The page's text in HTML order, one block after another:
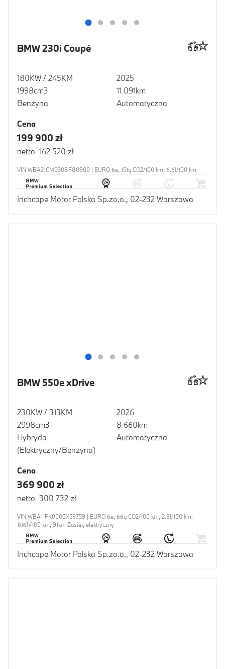
BMW 230i Coupé
180KW / 245KM
1998cm3
Benzyna
2025
11 091km
Automatyczna
Cena
199 900 zł
netto 162 520 zł
VIN WBA21CM0308F80900 | EURO 6e, 151g CO2/100 km, 6.6l/100 km
Inchcape Motor Polska Sp.zo.o., 02-232 Warszawa
BMW 550e xDrive
230KW / 313KM
2998cm3
Hybryda
(Elektryczny/Benzyna)
2026
8 660km
Automatyczna
Cena
369 900 zł
netto 300 732 zł
VIN WBA11FK000CX59759 | EURO 6e, 66g CO2/100 km, 2.9l/100 km,
1kWh/100 km, 91km Zasięg elektryczny
Inchcape Motor Polska Sp.zo.o., 02-232 Warszawa